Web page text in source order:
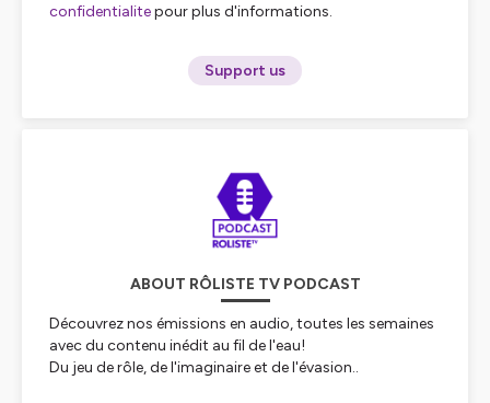
confidentialitepour plus d'informations.
Support us
ABOUT RÔLISTE TV PODCAST
Découvrez nos émissions en audio, toutes les semaines
avec du contenu inédit au fil de l'eau!
Du jeu de rôle, de l'imaginaire et de l'évasion..